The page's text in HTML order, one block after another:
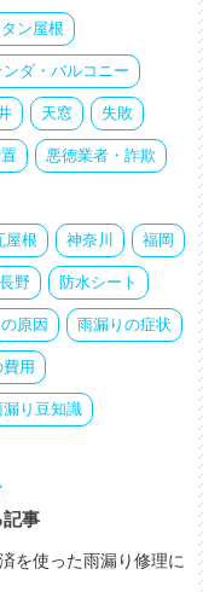
タン屋根
ンダ・バルコニー
天窓 失敗
悪徳業者・詐欺
屋根 神奈川 福岡
長野 防水シート
原因 雨漏りの症状
用
漏り豆知識
事
を使った雨漏り修理に